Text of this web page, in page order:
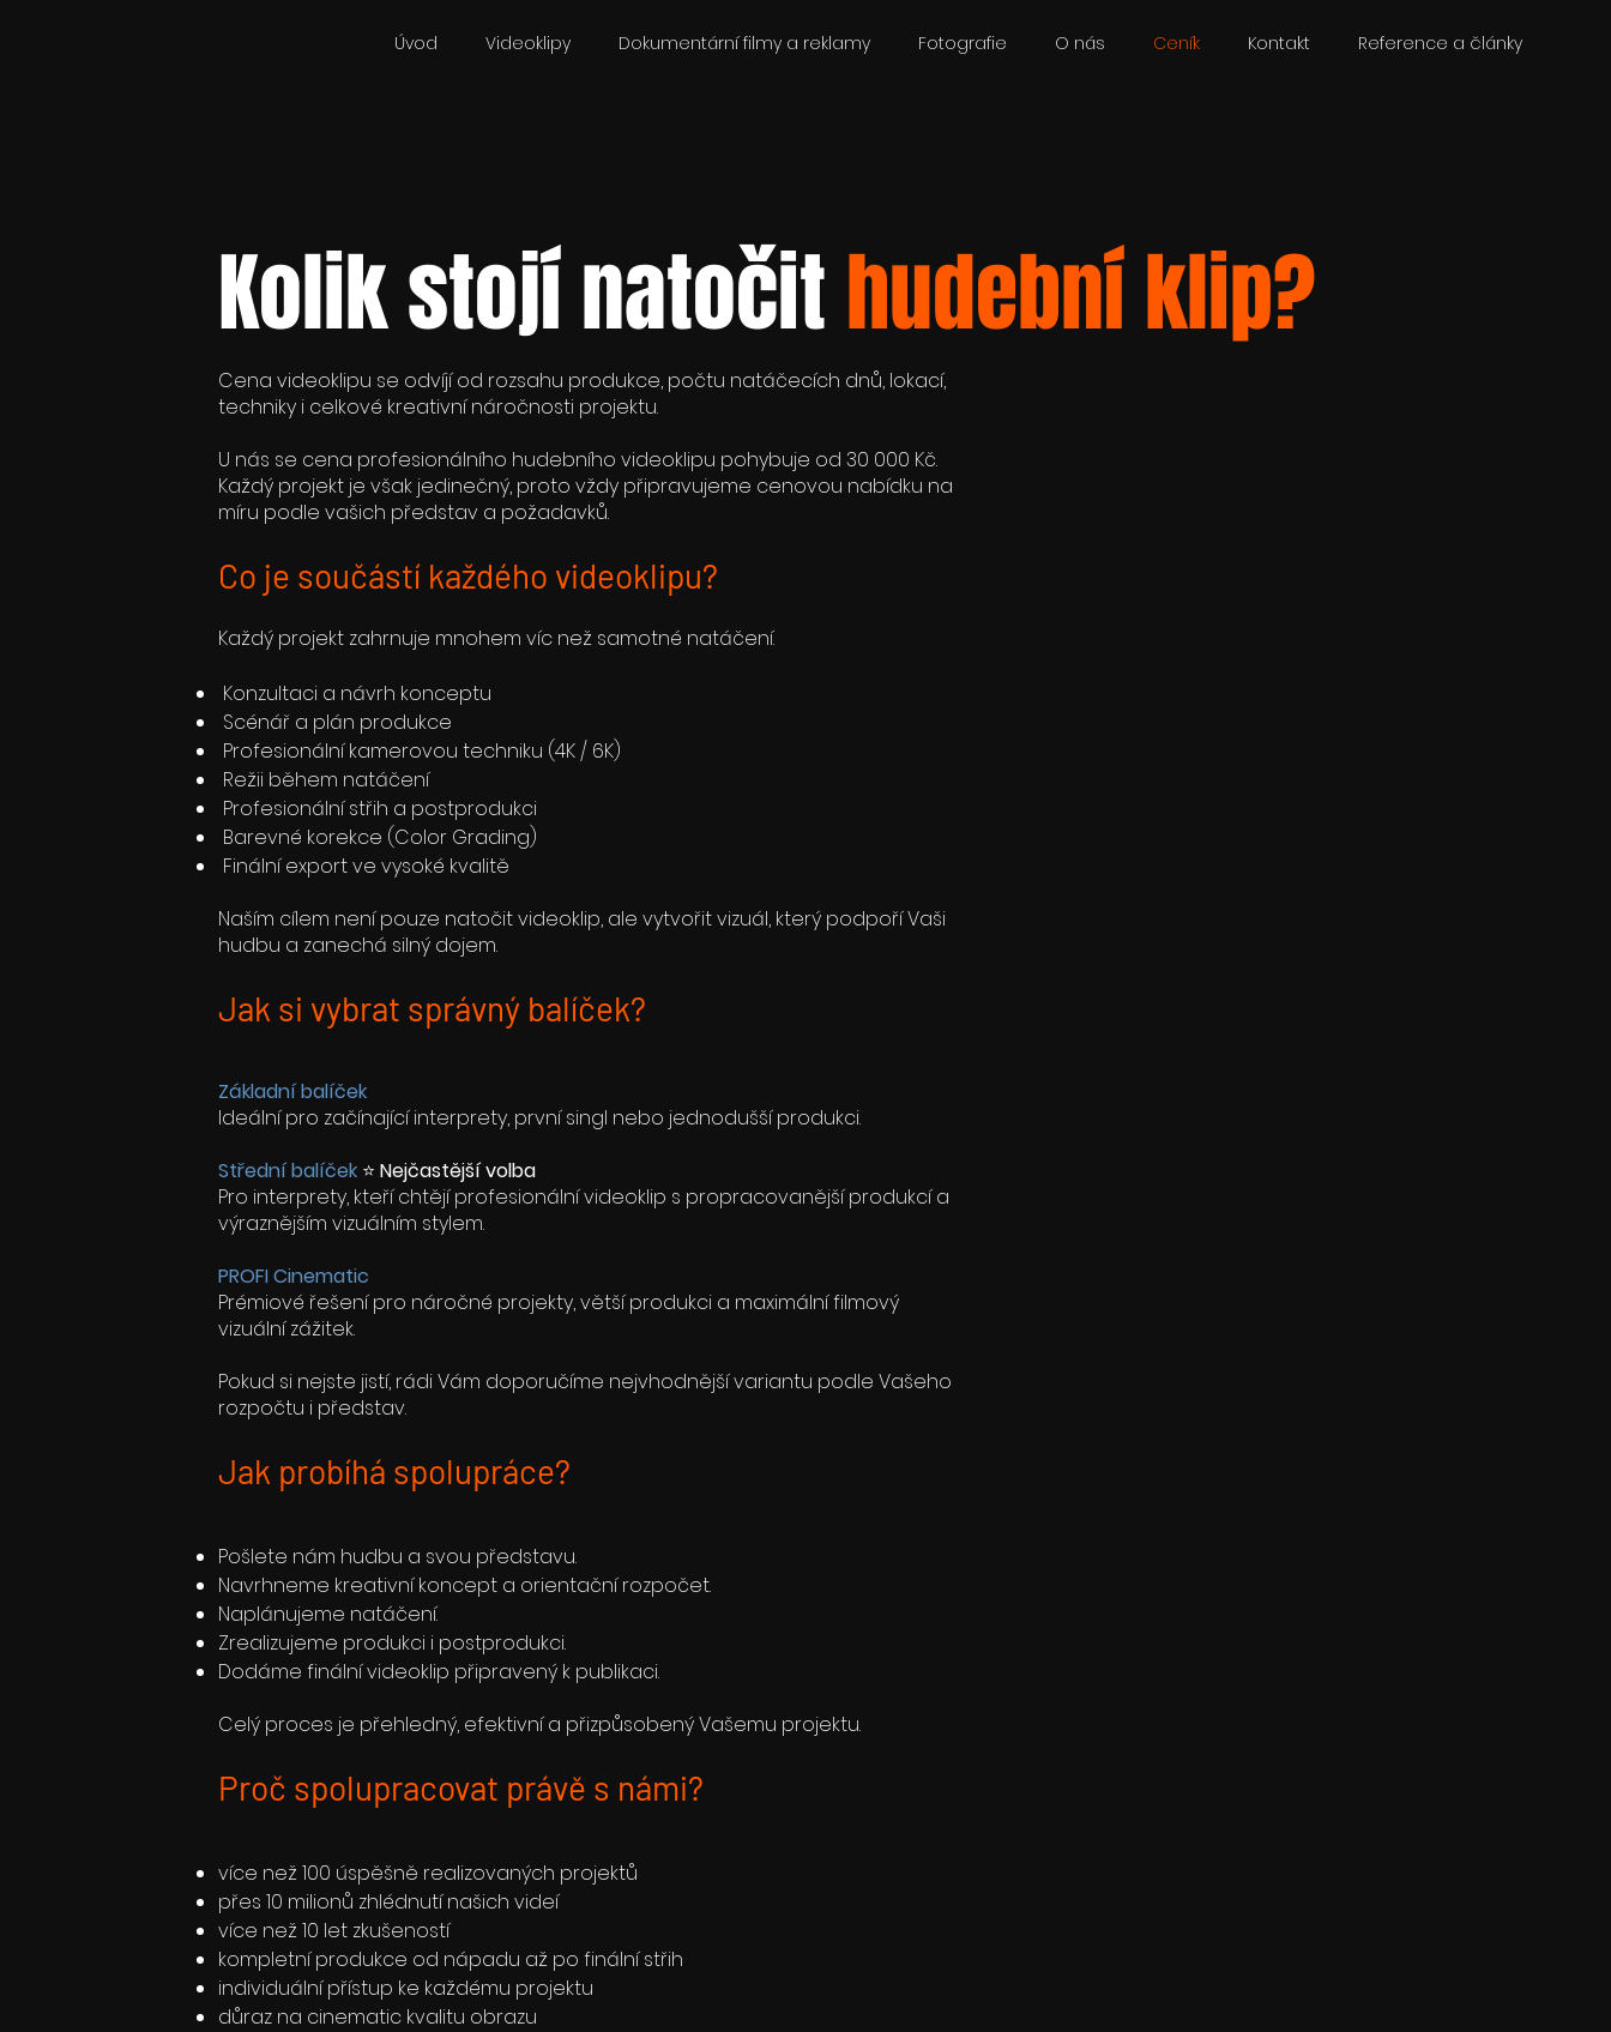
Úvod Videoklipy Dokumentární filmy a reklamy Fotografie O nás Ceník Kontakt Reference a články
Kolik stojí natočithudební klip?
Cena videoklipu se odvíjí od rozsahu produkce, počtu natáčecích dnů, lokací,
techniky i celkové kreativní náročnosti projektu.
U nás se cena profesionálního hudebního videoklipu pohybuje od 30 000 Kč.
Každý projekt je však jedinečný, proto vždy připravujeme cenovou nabídku na
míru podle vašich představ a požadavků.
Co je součástí každého videoklipu?
Každý projekt zahrnuje mnohem víc než samotné natáčení.
Konzultaci a návrh konceptu
Scénář a plán produkce
Profesionální kamerovou techniku (4K / 6K)
Režii během natáčení
Profesionální střih a postprodukci
Barevné korekce (Color Grading)
Finální export ve vysoké kvalitě
Naším cílem není pouze natočit videoklip, ale vytvořit vizuál, který podpoří Vaši
hudbu a zanechá silný dojem.
Jak si vybrat správný balíček?
Základní balíček
Ideální pro začínající interprety, první singl nebo jednodušší produkci.
Střední balíček ⭐ Nejčastější volba
Pro interprety, kteří chtějí profesionální videoklip s propracovanější produkcí a
výraznějším vizuálním stylem.
PROFI Cinematic
Prémiové řešení pro náročné projekty, větší produkci a maximální filmový
vizuální zážitek.
Pokud si nejste jistí, rádi Vám doporučíme nejvhodnější variantu podle Vašeho
rozpočtu i představ.
Jak probíhá spolupráce?
Pošlete nám hudbu a svou představu.
Navrhneme kreativní koncept a orientační rozpočet.
Naplánujeme natáčení.
Zrealizujeme produkci i postprodukci.
Dodáme finální videoklip připravený k publikaci.
Celý proces je přehledný, efektivní a přizpůsobený Vašemu projektu.
Proč spolupracovat právě s námi?
více než 100 úspěšně realizovaných projektů
přes 10 milionů zhlédnutí našich videí
více než 10 let zkušeností
kompletní produkce od nápadu až po finální střih
individuální přístup ke každému projektu
důraz na cinematic kvalitu obrazu